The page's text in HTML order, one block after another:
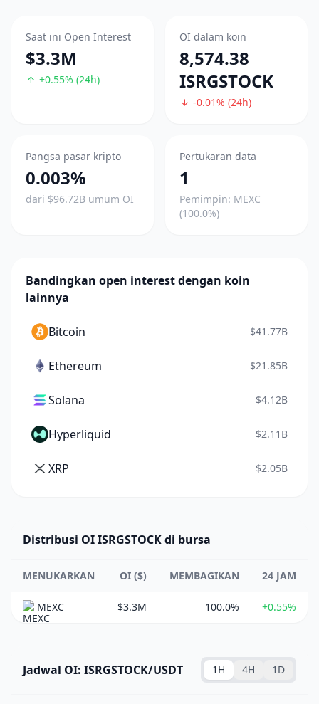
Saat ini Open Interest
$3.3M
+0.55% (24h)
OI dalam koin
8,574.38
ISRGSTOCK
-0.01% (24h)
Pangsa pasar kripto
0.003%
dari $96.72B umum OI
Pertukaran data
1
Pemimpin: MEXC
(100.0%)
Bandingkan open interest dengan koin
lainnya
Bitcoin $41.77B
Ethereum $21.85B
Solana $4.12B
Hyperliquid $2.11B
XRP $2.05B
Distribusi OI ISRGSTOCK di bursa
MENUKARKAN OI ($) MEMBAGIKAN 24 JAM
MEXC $3.3M 100.0% +0.55%
Jadwal OI: ISRGSTOCK/USDT 1H 4H 1D